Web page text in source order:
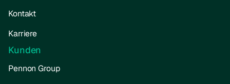
Kontakt
Karriere
Kunden
Pennon Group